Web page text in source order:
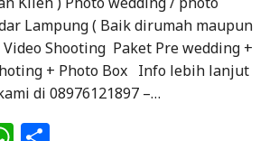
Lampung ( Baik dirumah maupun
Shooting Paket Pre wedding +
+ Photo Box Info lebih lanjut
di 08976121897 –…